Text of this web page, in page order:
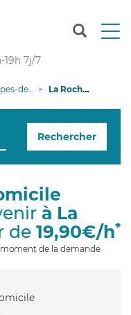
T
n
g
o
n
7j/7
Haute-Provence La Rochegiron
Rechercher
à La
de 19,90€/h*
de la demande